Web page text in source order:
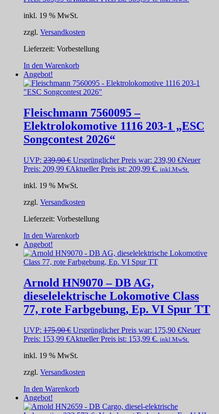
inkl. 19 % MwSt.
zzgl. Versandkosten
Lieferzeit: Vorbestellung
In den Warenkorb
Angebot!
Fleischmann 7560095 –
Elektrolokomotive 1116 203-1 „ESC
Songcontest 2026“
UVP: 239,90€ Ursprünglicher Preis war: 239,90 €Neuer
Preis: 209,99 €Aktueller Preis ist: 209,99 €. inkl.MwSt.
inkl. 19 % MwSt.
zzgl. Versandkosten
Lieferzeit: Vorbestellung
In den Warenkorb
Angebot!
Arnold HN9070 – DB AG,
dieselelektrische Lokomotive Class
77, rote Farbgebung, Ep. VI Spur TT
UVP: 175,90€ Ursprünglicher Preis war: 175,90 €Neuer
Preis: 153,99 €Aktueller Preis ist: 153,99 €. inkl.MwSt.
inkl. 19 % MwSt.
zzgl. Versandkosten
In den Warenkorb
Angebot!